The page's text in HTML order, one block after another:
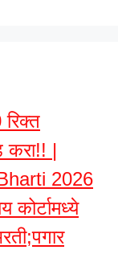
करा!! |
2026
कोर्टामध्ये